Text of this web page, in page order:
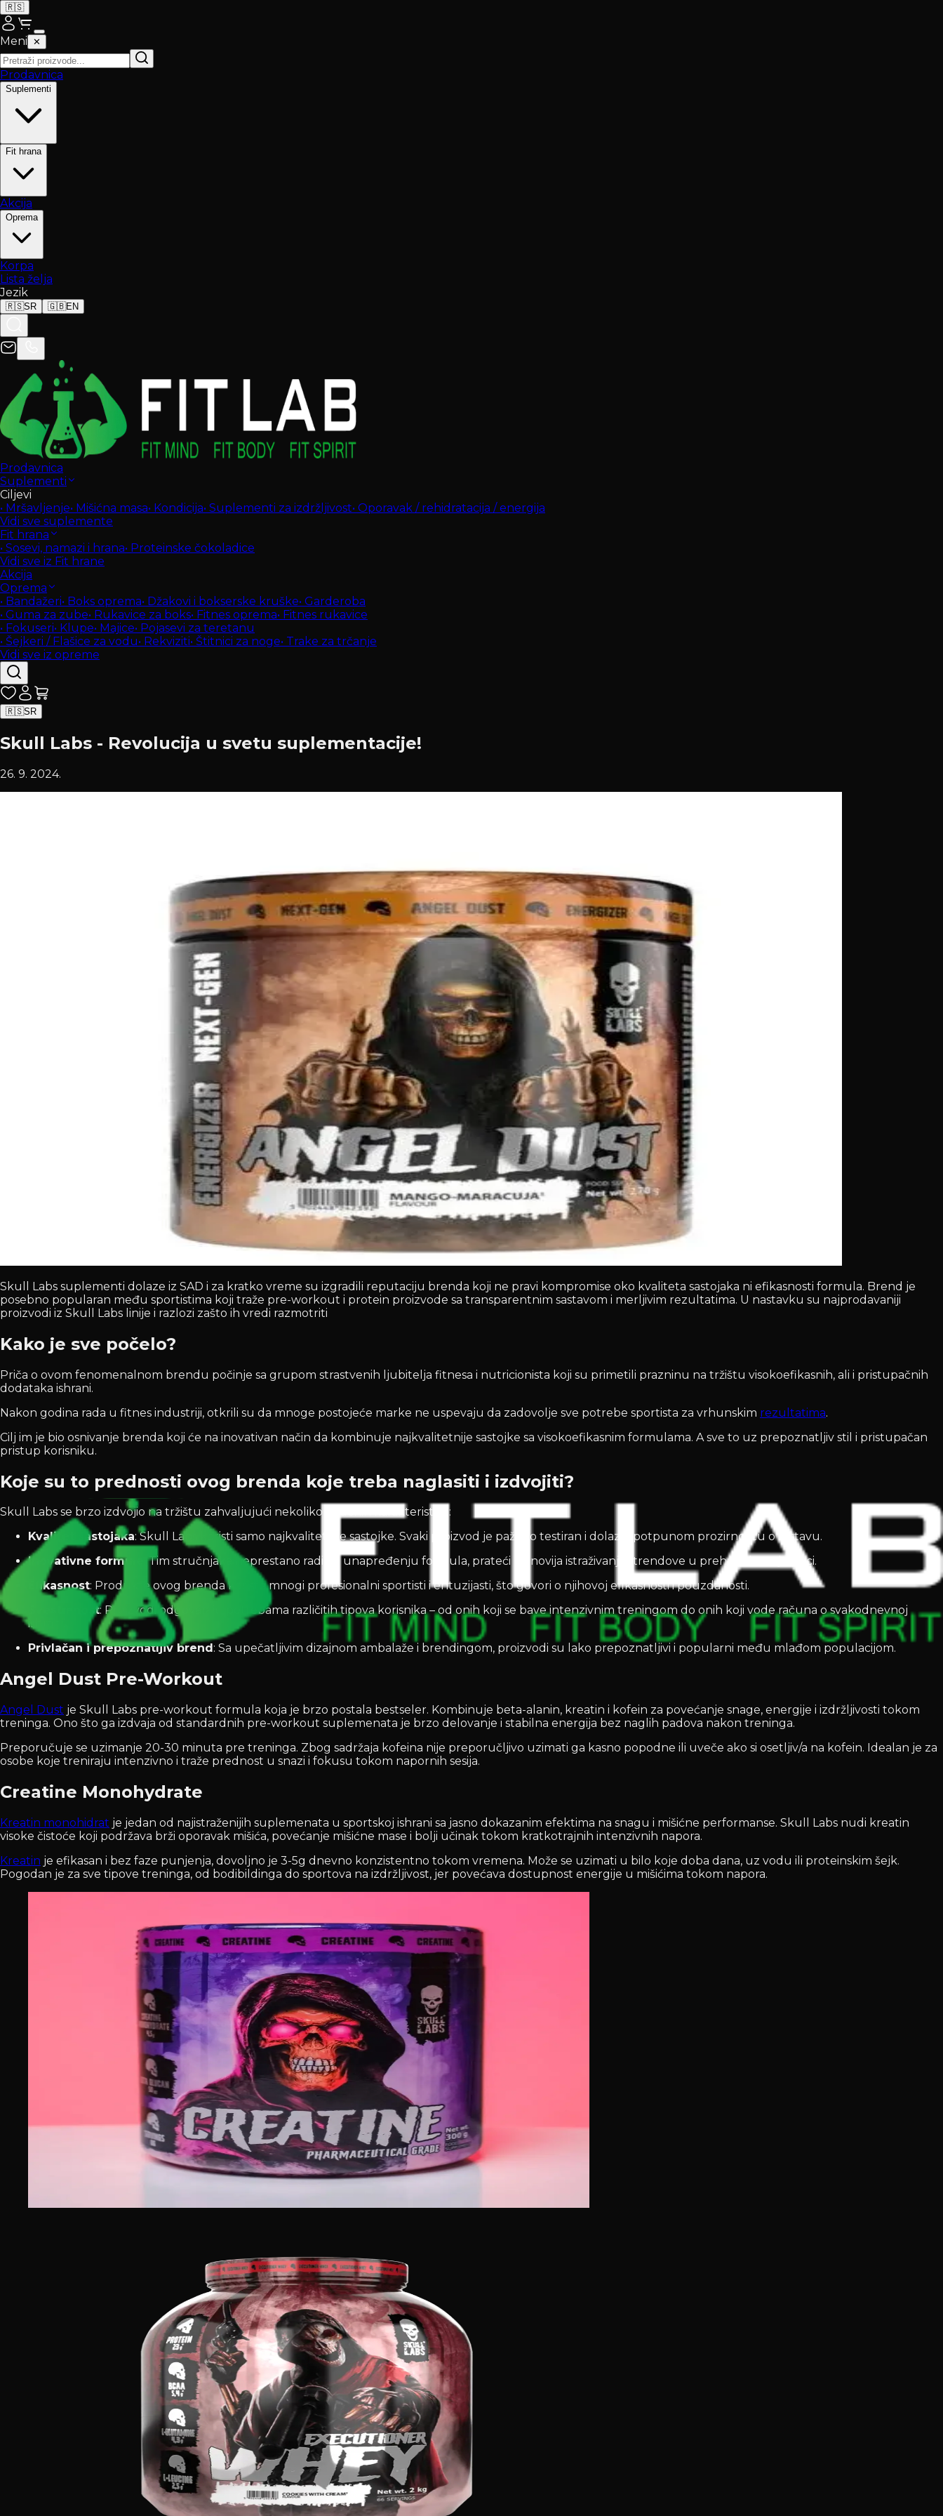
🇷🇸
Meni ✕
Prodavnica
Suplementi
Fit hrana
Akcija
Oprema
Korpa
Lista želja
Jezik
🇷🇸SR 🇬🇧EN
Prodavnica
Suplementi
Ciljevi
• Mršavljenje• Mišićna masa• Kondicija• Suplementi za izdržljivost• Oporavak / rehidratacija / energija
Vidi sve suplemente
Fit hrana
• Sosevi, namazi i hrana• Proteinske čokoladice
Vidi sve iz Fit hrane
Akcija
Oprema
• Bandažeri• Boks oprema• Džakovi i bokserske kruške• Garderoba
• Guma za zube• Rukavice za boks• Fitnes oprema• Fitnes rukavice
• Fokuseri• Klupe• Majice• Pojasevi za teretanu
• Šejkeri / Flašice za vodu• Rekviziti• Štitnici za noge• Trake za trčanje
Vidi sve iz opreme
🇷🇸SR
Skull Labs - Revolucija u svetu suplementacije!
26. 9. 2024.
Skull Labs suplementi dolaze iz SAD i za kratko vreme su izgradili reputaciju brenda koji ne pravi kompromise oko kvaliteta sastojaka ni efikasnosti formula. Brend je
posebno popularan među sportistima koji traže pre-workout i protein proizvode sa transparentnim sastavom i merljivim rezultatima. U nastavku su najprodavaniji
proizvodi iz Skull Labs linije i razlozi zašto ih vredi razmotriti
Kako je sve počelo?
Priča o ovom fenomenalnom brendu počinje sa grupom strastvenih ljubitelja fitnesa i nutricionista koji su primetili prazninu na tržištu visokoefikasnih, ali i pristupačnih
dodataka ishrani.
Nakon godina rada u fitnes industriji, otkrili su da mnoge postojeće marke ne uspevaju da zadovolje sve potrebe sportista za vrhunskim rezultatima.
Cilj im je bio osnivanje brenda koji će na inovativan način da kombinuje najkvalitetnije sastojke sa visokoefikasnim formulama. A sve to uz prepoznatljiv stil i pristupačan
pristup korisniku.
Koje su to prednosti ovog brenda koje treba naglasiti i izdvojiti?
Skull Labs se brzo izdvojio na tržištu zahvaljujući nekoliko ključnih karakteristika:
Kvalitet sastojaka: Skull Labs koristi samo najkvalitetnije sastojke. Svaki proizvod je pažljivo testiran i dolazi s potpunom prozirnošću o sastavu.
Inovativne formule
: Tim stručnjaka neprestano radi na unapređenju formula, prateći najnovija istraživanja i trendove u prehrambenoj nauci.
Efikasnost: Produkte ovog brenda koriste mnogi profesionalni sportisti i entuzijasti, što govori o njihovoj efikasnosti i pouzdanosti.
Svestranost: Proizvodi odgovaraju potrebama različitih tipova korisnika – od onih koji se bave intenzivnim treningom do onih koji vode računa o svakodnevnoj
ishrani.
Privlačan i prepoznatljiv brend : Sa upečatljivim dizajnom ambalaže i brendingom, proizvodi su lako prepoznatljivi i popularni među mlađom populacijom.
Angel Dust Pre-Workout
Angel Dust je Skull Labs pre-workout formula koja je brzo postala bestseler. Kombinuje beta-alanin, kreatin i kofein za povećanje snage, energije i izdržljivosti tokom
treninga. Ono što ga izdvaja od standardnih pre-workout suplemenata je brzo delovanje i stabilna energija bez naglih padova nakon treninga.
Preporučuje se uzimanje 20-30 minuta pre treninga. Zbog sadržaja kofeina nije preporučljivo uzimati ga kasno popodne ili uveče ako si osetljiv/a na kofein. Idealan je za
osobe koje treniraju intenzivno i traže prednost u snazi i fokusu tokom napornih sesija.
Creatine Monohydrate
Kreatin monohidrat je jedan od najistraženijih suplemenata u sportskoj ishrani sa jasno dokazanim efektima na snagu i mišićne performanse. Skull Labs nudi kreatin
visoke čistoće koji podržava brži oporavak mišića, povećanje mišićne mase i bolji učinak tokom kratkotrajnih intenzivnih napora.
Kreatin je efikasan i bez faze punjenja, dovoljno je 3-5g dnevno konzistentno tokom vremena. Može se uzimati u bilo koje doba dana, uz vodu ili proteinskim šejk.
Pogodan je za sve tipove treninga, od bodibildinga do sportova na izdržljivost, jer povećava dostupnost energije u mišićima tokom napora.